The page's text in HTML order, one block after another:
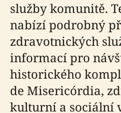
služby komunitě.
nabízí podrobný
zdravotnických
informací pro
historického
de Misericórdia,
kulturní a sociální